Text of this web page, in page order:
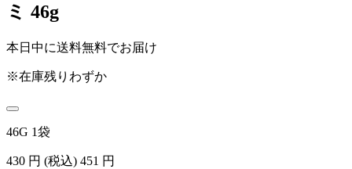
ミ 46g
本日中に送料無料でお届け
※在庫残りわずか
46G 1袋
430 円 (税込) 451 円